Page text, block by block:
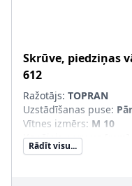
Skrūve, piedziņas
612
Ražotājs: TOPRAN
Uzstādīšanas puse:
Vītnes izmērs: M 10
Kopējais garums [mm]
Skrūves galvas-/
Rādīt visu...